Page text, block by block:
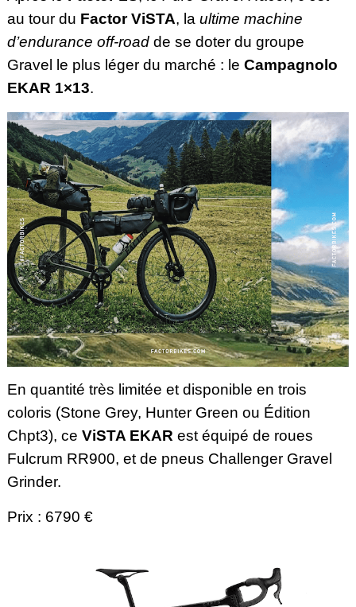
au tour du Factor ViSTA, la ultime machine
d’endurance off-roadde se doter du groupe
Gravel
le plus léger du marché : le Campagnolo
EKAR 1×13.
En quantité très limitée et disponible en trois
coloris (Stone Grey, Hunter Green ou Édition
Chpt3), ce ViSTA EKAR est équipé de roues
Fulcrum RR900, et de pneus Challenger Gravel
Grinder.
Prix : 6790 €